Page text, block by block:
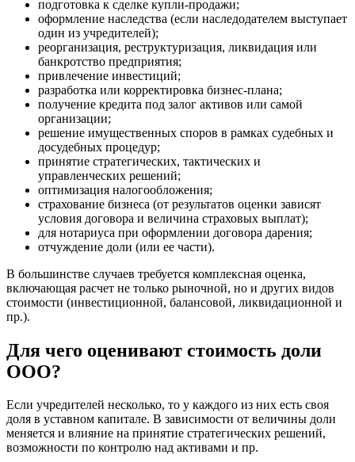
подготовка к сделке купли-продажи;
оформление наследства (если наследодателем выступает
один из учредителей);
реорганизация, реструктуризация, ликвидация или
банкротство предприятия;
привлечение инвестиций;
разработка или корректировка бизнес-плана;
получение кредита под залог активов или самой
организации;
решение имущественных споров в рамках судебных и
досудебных процедур;
принятие стратегических, тактических и
управленческих решений;
оптимизация налогообложения;
страхование бизнеса (от результатов оценки зависят
условия договора и величина страховых выплат);
для нотариуса при оформлении договора дарения;
отчуждение доли (или ее части).
В большинстве случаев требуется комплексная оценка,
включающая расчет не только рыночной, но и других видов
стоимости (инвестиционной, балансовой, ликвидационной и
пр.).
Для чего оценивают стоимость доли
ООО?
Если учредителей несколько, то у каждого из них есть своя
доля в уставном капитале. В зависимости от величины доли
меняется и влияние на принятие стратегических решений,
возможности по контролю над активами и пр.
Большой Камень
Борисоглебск
Боровичи
Братск
Бронницы
Бугульма
Бугуруслан
Бузулук
Буйнакск
Бутурлиновка
Валдай
Валуйки
Великие Луки
Великий Устюг
Вельск
Верхний Уфалей
Верхняя Пышма
Верхняя Салда
Видное